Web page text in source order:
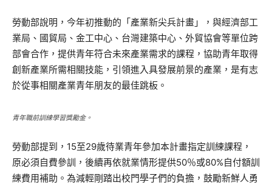
勞動部說明，今年初推動的「產業新尖兵計畫」，與經濟部工
業局、國貿局、金工中心、台灣建築中心、外貿協會等單位跨
部會合作，提供青年符合未來產業需求的課程，協助青年取得
創新產業所需相關技能，引領進入具發展前景的產業，是有志
於從事相關產業青年朋友的最佳跳板。
青年職前訓練學習獎勵金。
勞動部提到，15至29歲待業青年參加本計畫指定訓練課程，
原必須自費參訓，後續再依就業情形提供50％或80%自付額訓
練費用補助。為減輕剛踏出校門學子們的負擔，鼓勵新鮮人勇